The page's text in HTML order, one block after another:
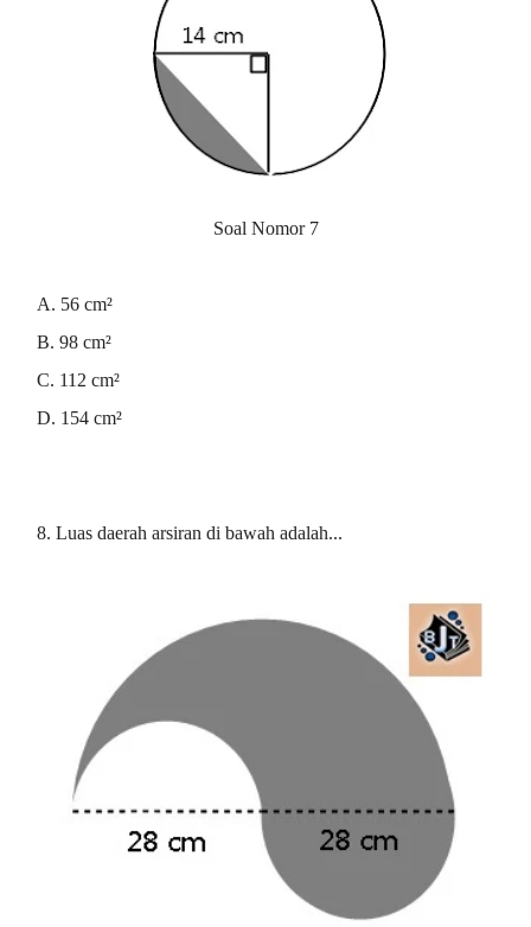
Soal Nomor 7
A. 56 cm²
B. 98 cm²
C. 112 cm²
D. 154 cm²
8. Luas daerah arsiran di bawah adalah...